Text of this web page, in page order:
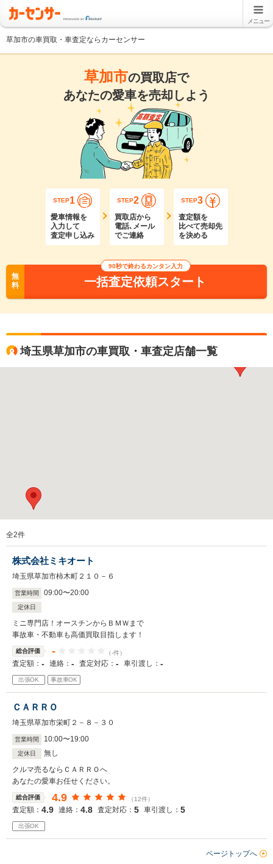
メニュー
草加市の車買取・車査定ならカーセンサー
草加市の買取店で
あなたの愛車を売却しよう
STEP1
愛車情報を
入力して
査定申し込み
STEP2
買取店から
電話､メール
でご連絡
STEP3
査定額を
比べて売却先
を決める
90秒で終わるカンタン入力
無
料
一括査定依頼スタート
埼玉県草加市の車買取・車査定店舗一覧
全2件
株式会社ミキオート
埼玉県草加市柿木町２１０－６
営業時間 09:00〜20:00
定休日
ミニ専門店！オースチンからＢＭＷまで
事故車・不動車も高価買取目指します！
総合評価 - （-件）
査定額： - 連絡： - 査定対応： - 車引渡し： -
出張OK 事故車OK
ＣＡＲＲＯ
埼玉県草加市栄町２－８－３０
営業時間 10:00〜19:00
定休日
無し
クルマ売るならＣＡＲＲＯへ
あなたの愛車お任せください。
総合評価 4.9 （12件）
査定額： 4.9 連絡： 4.8 査定対応： 5 車引渡し： 5
出張OK
ページトップへ